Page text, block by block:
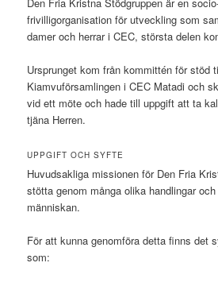
frivilligorganisation för utveckling som
damer och herrar i CEC, största delen
Ursprunget kom från kommittén för stöd
Kiamvuförsamlingen i CEC Matadi och
vid ett möte och hade till uppgift att ta
tjäna Herren.
UPPGIFT OCH SYFTE
Huvudsakliga missionen för Den Fria
stötta genom många olika handlingar
människan.
För att kunna genomföra detta finns det
som: